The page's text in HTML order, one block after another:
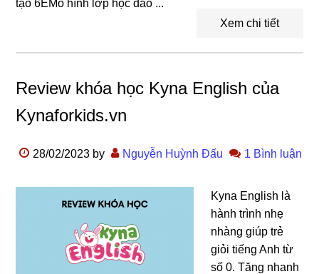
tạo 6EMô hình lớp học đảo ...
Xem chi tiết
Review khóa học Kyna English của
Kynaforkids.vn
28/02/2023 by Nguyễn Huỳnh Đấu 1 Bình luận
Kyna English là
hành trình nhẹ
nhàng giúp trẻ
giỏi tiếng Anh từ
số 0. Tăng nhanh